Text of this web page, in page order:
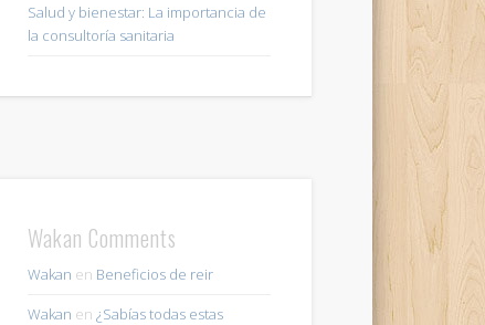
Salud y bienestar: La importancia de
la consultoría sanitaria
Wakan Comments
Wakan en Beneficios de reir
Wakan en ¿Sabías todas estas